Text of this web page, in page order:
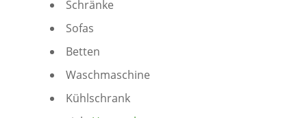
Schränke
Sofas
Betten
Waschmaschine
Kühlschrank